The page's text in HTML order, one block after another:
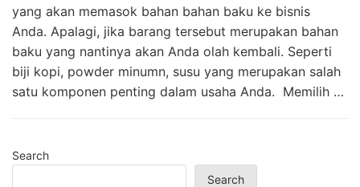
yang akan memasok bahan bahan baku ke bisnis
Anda. Apalagi, jika barang tersebut merupakan bahan
baku yang nantinya akan Anda olah kembali. Seperti
biji kopi, powder minumn, susu yang merupakan salah
satu komponen penting dalam usaha Anda. Memilih …
Search
Search